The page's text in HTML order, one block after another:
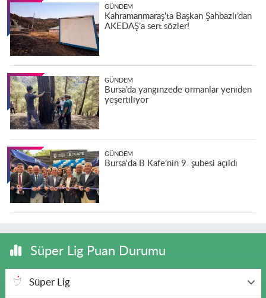
GÜNDEM
Kahramanmaraş'ta Başkan Şahbazlı’dan
AKEDAŞ’a sert sözler!
GÜNDEM
Bursa’da yangınzede ormanlar yeniden
yeşertiliyor
GÜNDEM
Bursa'da B Kafe'nin 9. şubesi açıldı
Süper Lig Puan Durumu
Süper Lig